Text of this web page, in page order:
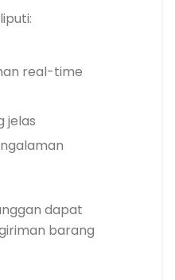
real-time
jelas
dapat
barang